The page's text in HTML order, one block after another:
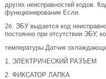
других неисправностей кодов.
функционирование Если.
2б. ЭБУ выдается код
постоянно при отсутствии ЭБУ,
температуры Датчик
1. ЭЛЕКТРИЧЕСКИЙ РАЗЪЕМ
2. ФИКСАТОР ЛАПКА